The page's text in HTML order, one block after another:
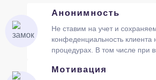
Анонимность
Не ставим на учет и
конфеденциальность клиента
процедурах. В том числе при
Мотивация